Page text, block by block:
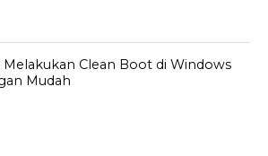
Melakukan Clean Boot di Windows
Mudah